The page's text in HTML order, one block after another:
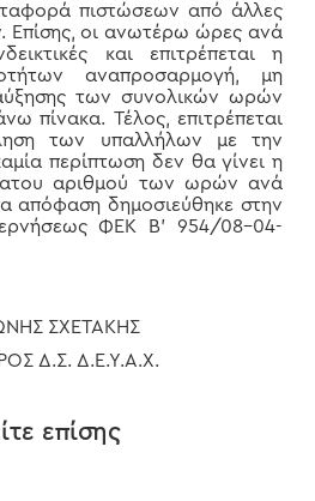
πιστώσεων από άλλες
Επίσης, οι ανωτέρω ώρες ανά
και επιτρέπεται η
αναπροσαρμογή, μη
των συνολικών ωρών
πίνακα. Τέλος, επιτρέπεται
των υπαλλήλων με την
περίπτωση δεν θα γίνει η
αριθμού των ωρών ανά
απόφαση δημοσιεύθηκε στην
ΦΕΚ Β’ 954/08-04-
ΣΧΕΤΑΚΗΣ
Δ.Σ. Δ.Ε.Υ.Α.Χ.
επίσης